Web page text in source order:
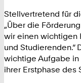
Stellvertretend für
„Über die
wir einen wichtigen
und Studierenden.“
wichtige Aufgabe
ihrer Erstphase des